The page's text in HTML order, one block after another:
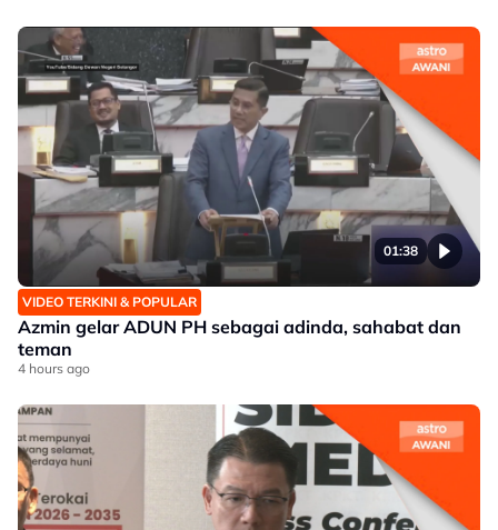
01:38
VIDEO TERKINI & POPULAR
Azmin gelar ADUN PH sebagai adinda, sahabat dan
teman
4 hours ago